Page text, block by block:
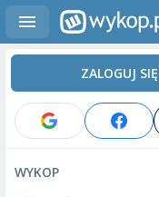
ZALOGUJ SIĘ
WYKOP